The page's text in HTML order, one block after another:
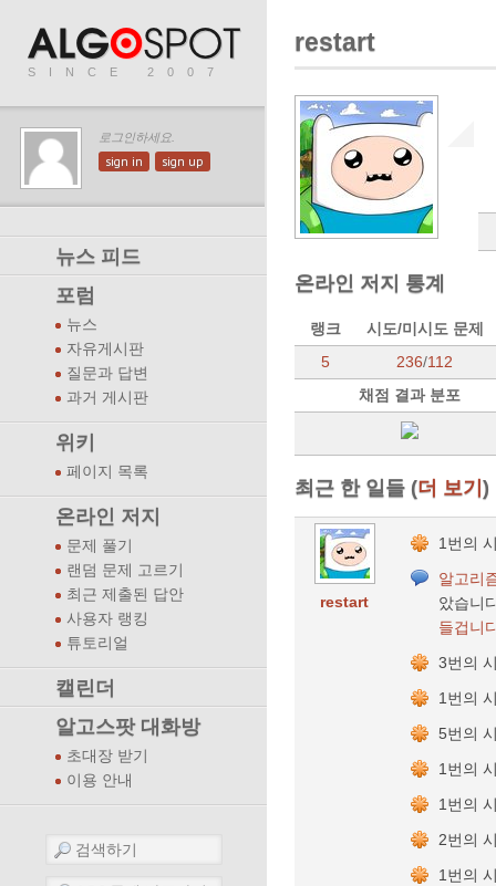
SINCE 2007
로그인하세요.
sign in sign up
뉴스 피드
포럼
뉴스
자유게시판
질문과 답변
과거 게시판
위키
페이지 목록
온라인 저지
문제 풀기
랜덤 문제 고르기
최근 제출된 답안
사용자 랭킹
튜토리얼
캘린더
알고스팟 대화방
초대장 받기
이용 안내
restart
온라인 저지 통계
랭크
시도/미시도 문제
5
236/112
채점 결과 분포
최근 한 일들 (더 보기)
restart
1번의
알고리
았습니
들겁니
3번의
1번의
5번의
1번의
1번의
2번의
1번의